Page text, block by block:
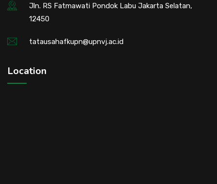
Jln. RS Fatmawati Pondok Labu Jakarta Selatan,
12450
tatausahafkupn@upnvj.ac.id
Location